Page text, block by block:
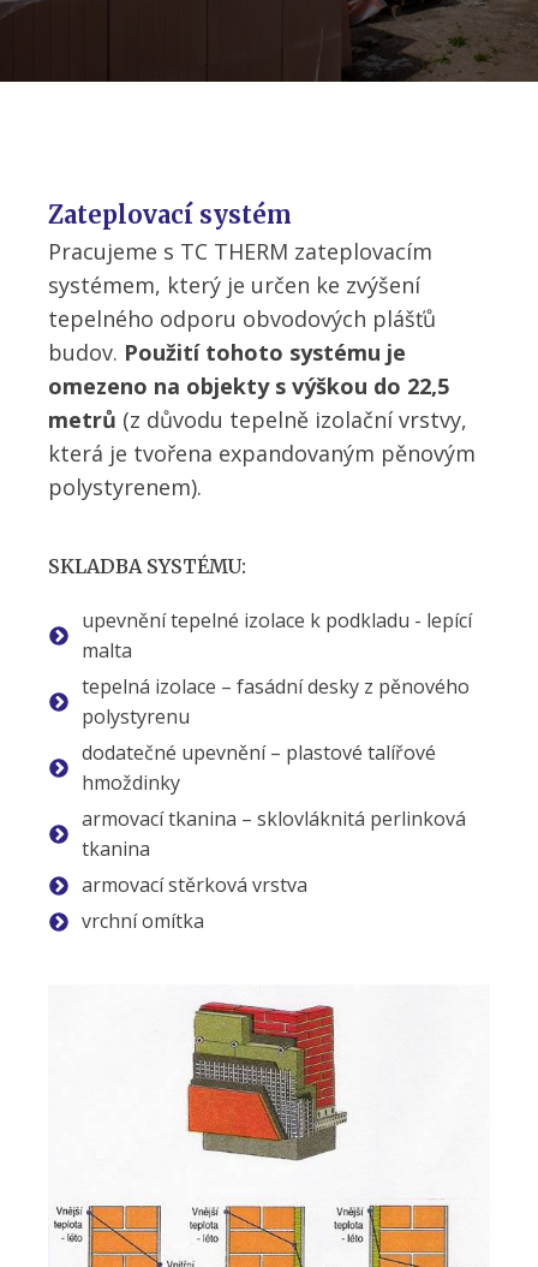
Zateplovací systém
Pracujeme s TC THERM zateplovacím
systémem, který je určen ke zvýšení
tepelného odporu obvodových plášťů
budov. Použití tohoto systému je
omezeno na objekty s výškou do 22,5
metrů (z důvodu tepelně izolační vrstvy,
která je tvořena expandovaným pěnovým
polystyrenem).
SKLADBA SYSTÉMU:
upevnění tepelné izolace k podkladu - lepící
malta
tepelná izolace – fasádní desky z pěnového
polystyrenu
dodatečné upevnění – plastové talířové
hmoždinky
armovací tkanina – sklovláknitá perlinková
tkanina
armovací stěrková vrstva
vrchní omítka